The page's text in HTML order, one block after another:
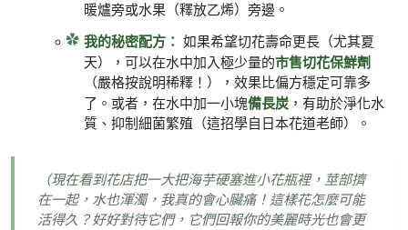
暖爐旁或水果（釋放乙烯）旁邊。
我的秘密配方： 如果希望切花壽命更長（尤其夏
天），可以在水中加入極少量的市售切花保鮮劑
（嚴格按說明稀釋！），效果比偏方穩定可靠多
了。或者，在水中加一小塊備長炭 ，有助於淨化水
質、抑制細菌繁殖（這招學自日本花道老師）。
（現在看到花店把一大把海芋硬塞進小花瓶裡，莖部擠
在一起，水也渾濁，我真的會心臟痛！這樣花怎麼可能
活得久？好好對待它們，它們回報你的美麗時光也會更